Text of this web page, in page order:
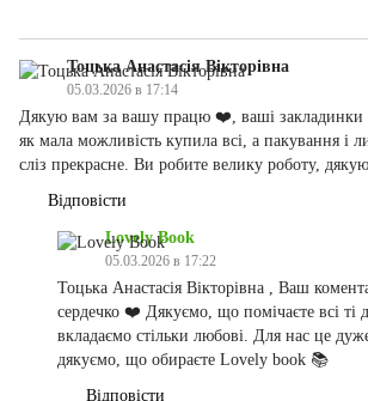
Тоцька Анастасія Вікторівна
05.03.2026 в 17:14
Дякую вам за вашу працю ❤️, ваші закладинки
як мала можливість купила всі, а пакування і
сліз прекрасне. Ви робите велику роботу,
Відповісти
Lovely Book
05.03.2026 в 17:22
Тоцька Анастасія Вікторівна , Ваш
сердечко ❤️ Дякуємо, що помічаєте всі ті
вкладаємо стільки любові. Для нас це
дякуємо, що обираєте Lovely book 📚
Відповісти